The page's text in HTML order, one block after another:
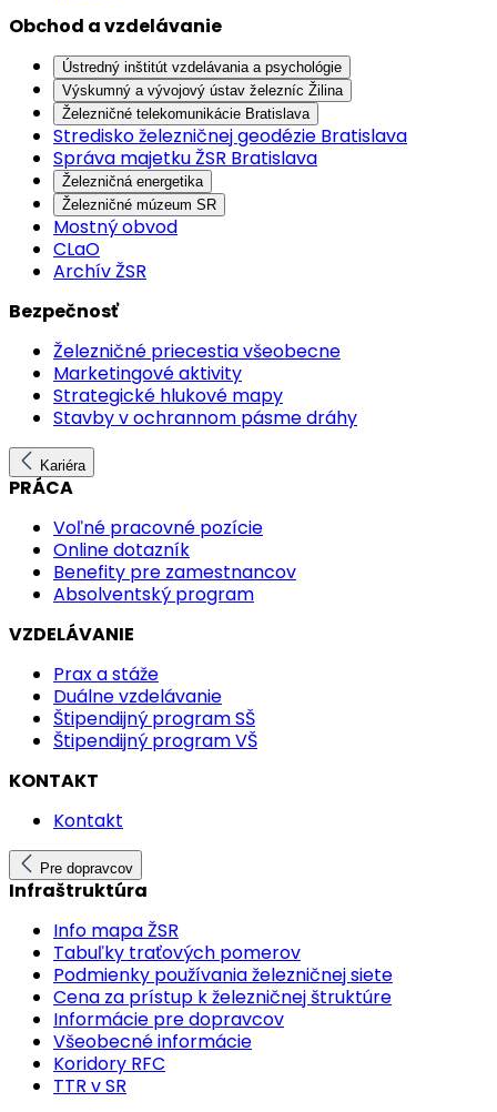
Obchod a vzdelávanie
Ústredný inštitút vzdelávania a psychológie
Výskumný a vývojový ústav železníc Žilina
Železničné telekomunikácie Bratislava
Stredisko železničnej geodézie Bratislava
Správa majetku ŽSR Bratislava
Železničná energetika
Železničné múzeum SR
Mostný obvod
CLaO
Archív ŽSR
Bezpečnosť
Železničné priecestia všeobecne
Marketingové aktivity
Strategické hlukové mapy
Stavby v ochrannom pásme dráhy
Kariéra
PRÁCA
Voľné pracovné pozície
Online dotazník
Benefity pre zamestnancov
Absolventský program
VZDELÁVANIE
Prax a stáže
Duálne vzdelávanie
Štipendijný program SŠ
Štipendijný program VŠ
KONTAKT
Kontakt
Pre dopravcov
Infraštruktúra
Info mapa ŽSR
Tabuľky traťových pomerov
Podmienky používania železničnej siete
Cena za prístup k železničnej štruktúre
Informácie pre dopravcov
Všeobecné informácie
Koridory RFC
TTR v SR